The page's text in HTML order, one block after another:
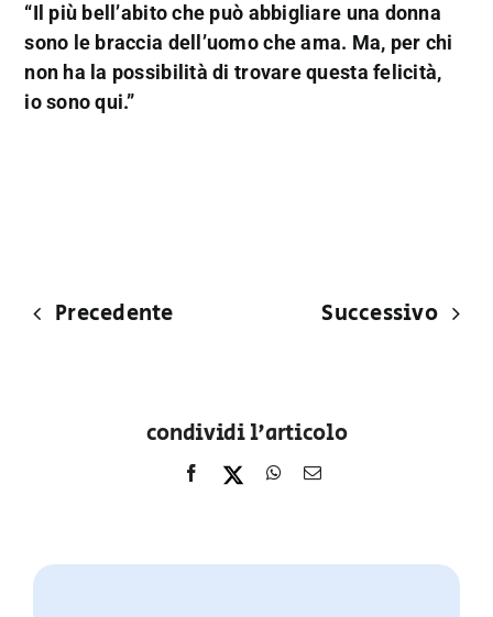
“Il più bell’abito che può abbigliare una donna
sono le braccia dell’uomo che ama. Ma, per chi
non ha la possibilità di trovare questa felicità,
io sono qui.”
Precedente Successivo
condividi l'articolo